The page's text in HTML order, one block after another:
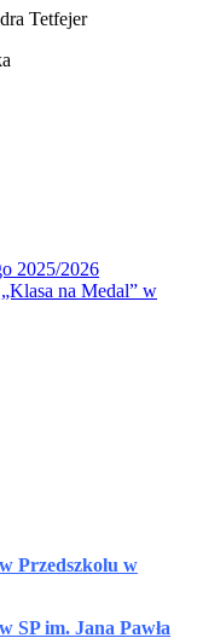
Tetfejer
2025/2026
na Medal” w
Przedszkolu w
SP im. Jana Pawła